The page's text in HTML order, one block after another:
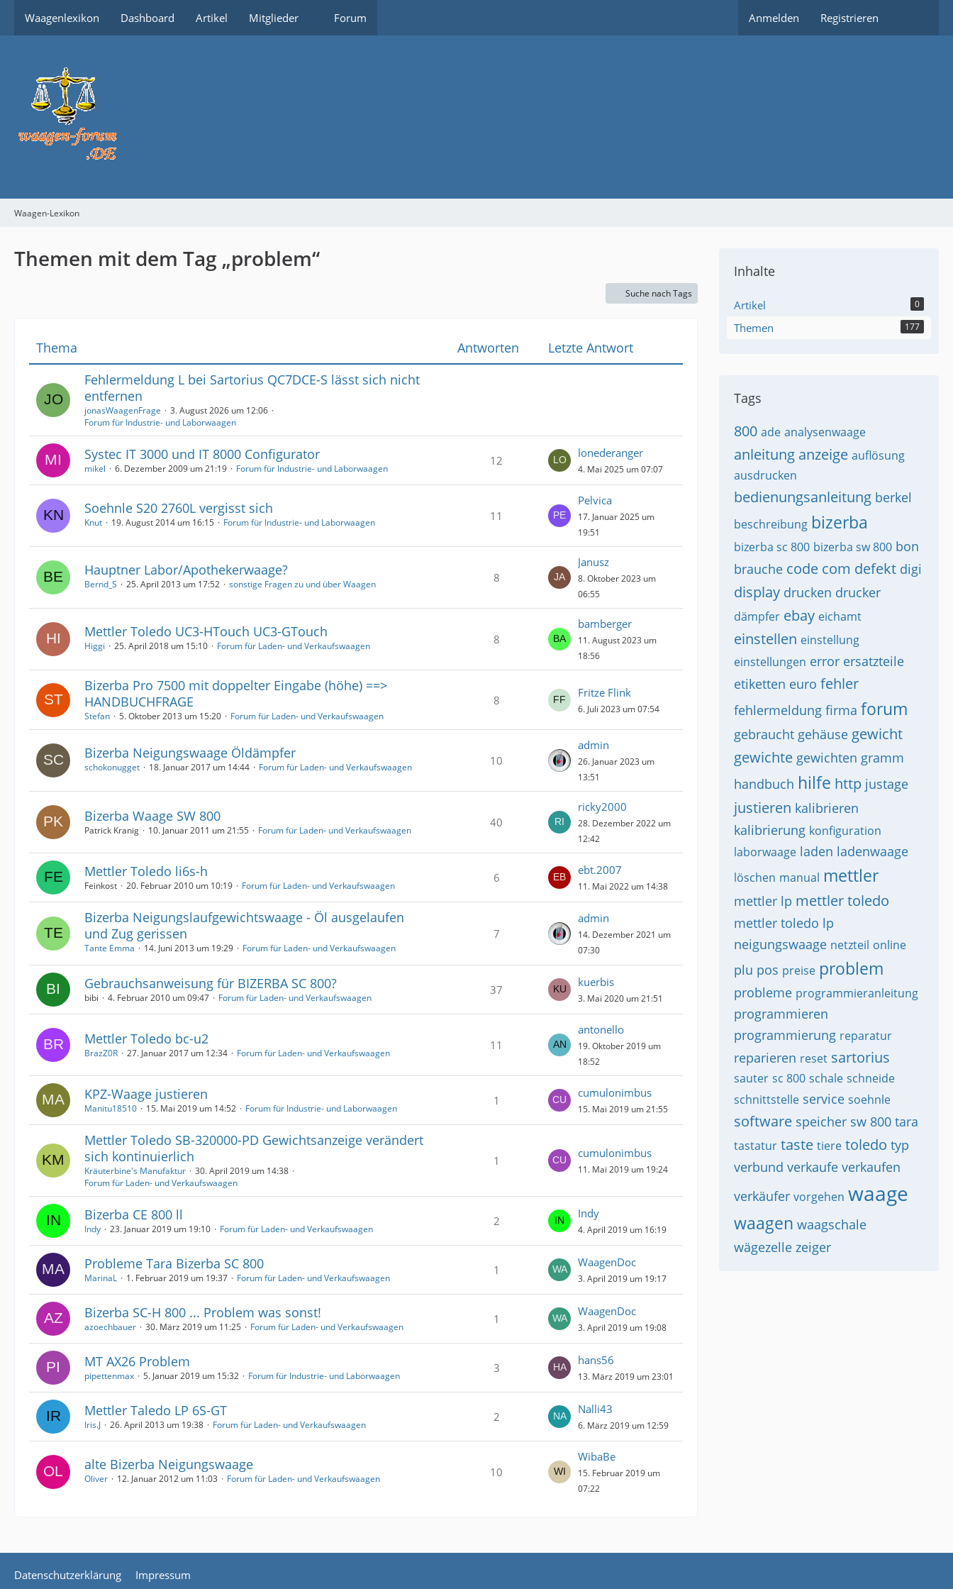
Waagenlexikon Dashboard Artikel Mitglieder Forum Anmelden Registrieren
Waagen-Lexikon
Themen mit dem Tag „problem“
Suche nach Tags
Thema Antworten
Letzte Antwort
Fehlermeldung L bei Sartorius QC7DCE-S lässt sich nicht
entfernen
jonasWaagenFrage
3. August 2026 um 12:06
Forum für Industrie- und Laborwaagen
Systec IT 3000 und IT 8000 Configurator
mikel 6. Dezember 2009 um 21:19 Forum für Industrie- und Laborwaagen
12
lonederanger
4. Mai 2025 um 07:07
Soehnle S20 2760L vergisst sich
Knut 19. August 2014 um 16:15 Forum für Industrie- und Laborwaagen 11
Pelvica
17. Januar 2025 um
19:51
Hauptner Labor/Apothekerwaage?
Bernd_S 25. April 2013 um 17:52 sonstige Fragen zu und über Waagen 8
Janusz
8. Oktober 2023 um
06:55
Mettler Toledo UC3-HTouch UC3-GTouch
Higgi 25. April 2018 um 15:10 Forum für Laden- und Verkaufswaagen 8
bamberger
11. August 2023 um
18:56
Bizerba Pro 7500 mit doppelter Eingabe (höhe) ==>
HANDBUCHFRAGE
Stefan 5. Oktober 2013 um 15:20 Forum für Laden- und Verkaufswaagen
8
Fritze Flink
6. Juli 2023 um 07:54
Bizerba Neigungswaage Öldämpfer
schokonugget 18. Januar 2017 um 14:44 Forum für Laden- und Verkaufswaagen 10
admin
26. Januar 2023 um
13:51
Bizerba Waage SW 800
Patrick Kranig 10. Januar 2011 um 21:55 Forum für Laden- und Verkaufswaagen
40
ricky2000
28. Dezember 2022 um
12:42
Mettler Toledo li6s-h
Feinkost 20. Februar 2010 um 10:19 Forum für Laden- und Verkaufswaagen
6
ebt.2007
11. Mai 2022 um 14:38
Bizerba Neigungslaufgewichtswaage - Öl ausgelaufen
und Zug gerissen
Tante Emma 14. Juni 2013 um 19:29 Forum für Laden- und Verkaufswaagen
7
admin
14. Dezember 2021 um
07:30
Gebrauchsanweisung für BIZERBA SC 800?
bibi 4. Februar 2010 um 09:47 Forum für Laden- und Verkaufswaagen
37
kuerbis
3. Mai 2020 um 21:51
Mettler Toledo bc-u2
BrazZ0R 27. Januar 2017 um 12:34 Forum für Laden- und Verkaufswaagen
11
antonello
19. Oktober 2019 um
18:52
KPZ-Waage justieren
Manitu18510 15. Mai 2019 um 14:52 Forum für Industrie- und Laborwaagen
1
cumulonimbus
15. Mai 2019 um 21:55
Mettler Toledo SB-320000-PD Gewichtsanzeige verändert
sich kontinuierlich
Kräuterbine's Manufaktur
30. April 2019 um 14:38
Forum für Laden- und Verkaufswaagen
1
cumulonimbus
11. Mai 2019 um 19:24
Bizerba CE 800 ll
Indy 23. Januar 2019 um 19:10 Forum für Laden- und Verkaufswaagen
2
Indy
4. April 2019 um 16:19
Probleme Tara Bizerba SC 800
MarinaL 1. Februar 2019 um 19:37 Forum für Laden- und Verkaufswaagen
1
WaagenDoc
3. April 2019 um 19:17
Bizerba SC-H 800 ... Problem was sonst!
azoechbauer 30. März 2019 um 11:25 Forum für Laden- und Verkaufswaagen
1
WaagenDoc
3. April 2019 um 19:08
MT AX26 Problem
pipettenmax 5. Januar 2019 um 15:32 Forum für Industrie- und Laborwaagen
3
hans56
13. März 2019 um 23:01
Mettler Taledo LP 6S-GT
Iris.J 26. April 2013 um 19:38 Forum für Laden- und Verkaufswaagen
2
Nalli43
6. März 2019 um 12:59
alte Bizerba Neigungswaage
Oliver 12. Januar 2012 um 11:03 Forum für Laden- und Verkaufswaagen 10
WibaBe
15. Februar 2019 um
07:22
Inhalte
Artikel 0
Themen 177
Tags
800 ade analysenwaage
anleitung anzeige auflösung
ausdrucken
bedienungsanleitung berkel
beschreibung bizerba
bizerba sc 800 bizerba sw 800 bon
brauche code com defekt digi
display drucken drucker
dämpfer ebay eichamt
einstellen einstellung
einstellungen error ersatzteile
etiketten euro fehler
fehlermeldung firma forum
gebraucht gehäuse gewicht
gewichte gewichten gramm
handbuch hilfe http justage
justieren kalibrieren
kalibrierung konfiguration
laborwaage laden ladenwaage
löschen manual mettler
mettler lp mettler toledo
mettler toledo lp
neigungswaage netzteil online
plu pos preise problem
probleme programmieranleitung
programmieren
programmierung reparatur
reparieren reset sartorius
sauter sc 800 schale schneide
schnittstelle service soehnle
software speicher sw 800 tara
tastatur taste tiere toledo typ
verbund verkaufe verkaufen
verkäufer vorgehen waage
waagen waagschale
wägezelle zeiger
Datenschutzerklärung Impressum